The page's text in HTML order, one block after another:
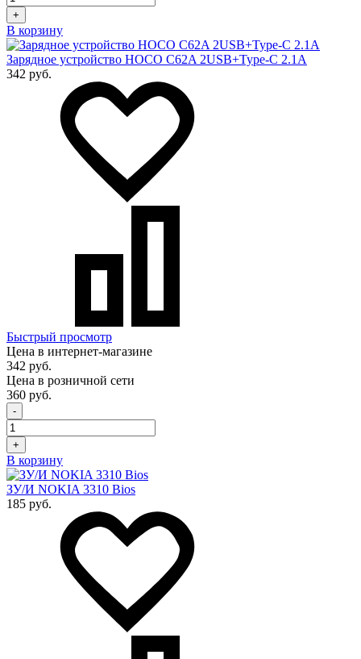
+
В корзину
Зарядное устройство HOCO C62A 2USB+Type-C 2.1A
342 руб.
Быстрый просмотр
Цена в интернет-магазине
342 руб.
Цена в розничной сети
360 руб.
-
+
В корзину
ЗУ/И NOKIA 3310 Bios
185 руб.